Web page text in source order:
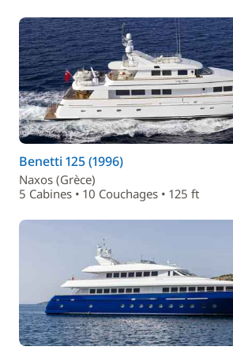
Benetti 125 (1996)
Naxos (Grèce)
5 Cabines • 10 Couchages • 125 ft